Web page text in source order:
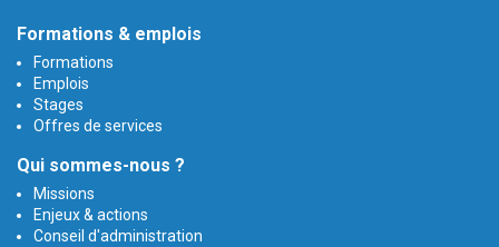
Formations & emplois
Formations
Emplois
Stages
Offres de services
Qui sommes-nous ?
Missions
Enjeux & actions
Conseil d'administration